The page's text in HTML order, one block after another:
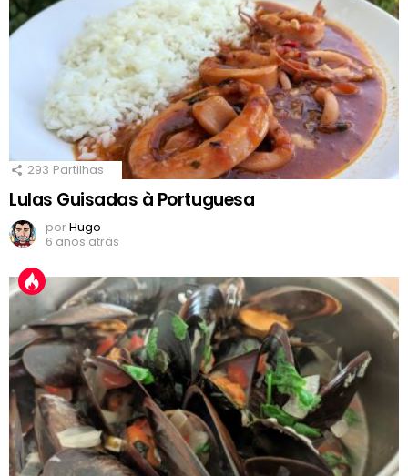
293 Partilhas
Lulas Guisadas à Portuguesa
porHugo
6 anos atrás